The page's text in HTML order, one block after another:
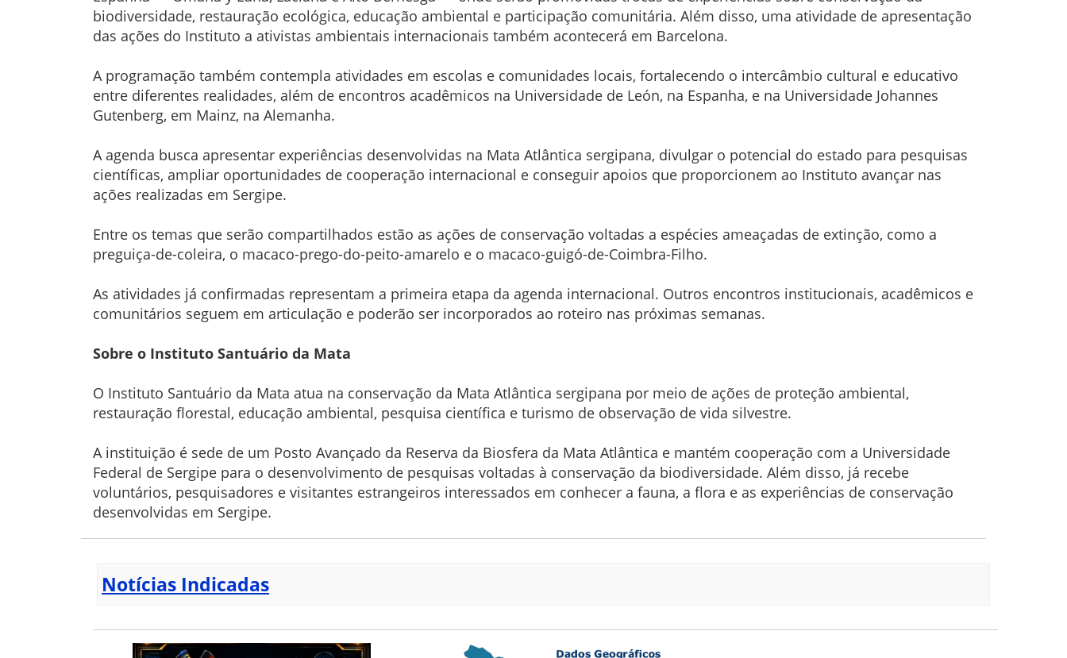
biodiversidade, restauração ecológica, educação ambiental e participação comunitária. Além disso, uma atividade de apresentação
das ações do Instituto a ativistas ambientais internacionais também acontecerá em Barcelona.
A programação também contempla atividades em escolas e comunidades locais, fortalecendo o intercâmbio cultural e educativo
entre diferentes realidades, além de encontros acadêmicos na Universidade de León, na Espanha, e na Universidade Johannes
Gutenberg, em Mainz, na Alemanha.
A agenda busca apresentar experiências desenvolvidas na Mata Atlântica sergipana, divulgar o potencial do estado para pesquisas
científicas, ampliar oportunidades de cooperação internacional e conseguir apoios que proporcionem ao Instituto avançar nas
ações realizadas em Sergipe.
Entre os temas que serão compartilhados estão as ações de conservação voltadas a espécies ameaçadas de extinção, como a
preguiça-de-coleira, o macaco-prego-do-peito-amarelo e o macaco-guigó-de-Coimbra-Filho.
As atividades já confirmadas representam a primeira etapa da agenda internacional. Outros encontros institucionais, acadêmicos e
comunitários seguem em articulação e poderão ser incorporados ao roteiro nas próximas semanas.
Sobre o Instituto Santuário da Mata
O Instituto Santuário da Mata atua na conservação da Mata Atlântica sergipana por meio de ações de proteção ambiental,
restauração florestal, educação ambiental, pesquisa científica e turismo de observação de vida silvestre.
A instituição é sede de um Posto Avançado da Reserva da Biosfera da Mata Atlântica e mantém cooperação com a Universidade
Federal de Sergipe para o desenvolvimento de pesquisas voltadas à conservação da biodiversidade. Além disso, já recebe
voluntários, pesquisadores e visitantes estrangeiros interessados em conhecer a fauna, a flora e as experiências de conservação
desenvolvidas em Sergipe.
Notícias Indicadas